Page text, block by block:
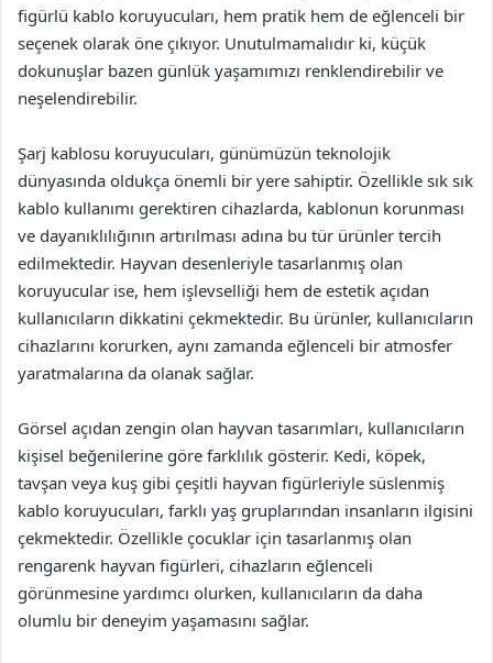
figürlü kablo koruyucuları, hem pratik hem de eğlenceli bir
seçenek olarak öne çıkıyor. Unutulmamalıdır ki, küçük
dokunuşlar bazen günlük yaşamımızı renklendirebilir ve
neşelendirebilir.
Şarj kablosu koruyucuları, günümüzün teknolojik
dünyasında oldukça önemli bir yere sahiptir. Özellikle sık sık
kablo kullanımı gerektiren cihazlarda, kablonun korunması
ve dayanıklılığının artırılması adına bu tür ürünler tercih
edilmektedir. Hayvan desenleriyle tasarlanmış olan
koruyucular ise, hem işlevselliği hem de estetik açıdan
kullanıcıların dikkatini çekmektedir. Bu ürünler, kullanıcıların
cihazlarını korurken, aynı zamanda eğlenceli bir atmosfer
yaratmalarına da olanak sağlar.
Görsel açıdan zengin olan hayvan tasarımları, kullanıcıların
kişisel beğenilerine göre farklılık gösterir. Kedi, köpek,
tavşan veya kuş gibi çeşitli hayvan figürleriyle süslenmiş
kablo koruyucuları, farklı yaş gruplarından insanların ilgisini
çekmektedir. Özellikle çocuklar için tasarlanmış olan
rengarenk hayvan figürleri, cihazların eğlenceli
görünmesine yardımcı olurken, kullanıcıların da daha
olumlu bir deneyim yaşamasını sağlar.